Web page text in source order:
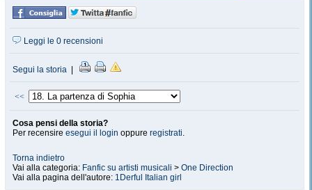
Leggi le 0 recensioni
Segui la storia
<<
Cosa pensi della storia?
Per recensire esegui il login oppure registrati.
Torna indietro
Vai alla categoria: Fanfic su artisti musicali > One Direction
Vai alla pagina dell'autore: 1Derful Italian girl